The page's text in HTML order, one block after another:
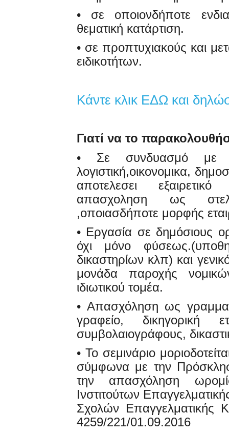
• σε οποιονδήποτε
θεματική κατάρτιση.
• σε προπτυχιακούς και
ειδικοτήτων.
Κάντε κλικ ΕΔΩ και
Γιατί να το
• Σε συνδυασμό με
λογιστική,οικονομικα,
αποτελεσει
απασχοληση ως
,οποιασδήποτε μορφής
• Εργασία σε δημόσιους
όχι μόνο
δικαστηρίων κλπ) και
μονάδα παροχής
ιδιωτικού τομέα.
• Απασχόληση ως
γραφείο, δικηγορική
συμβολαιογράφους,
• Το σεμινάριο
σύμφωνα με την
την απασχόληση
Ινστιτούτων
Σχολών
4259/221/01.09.2016